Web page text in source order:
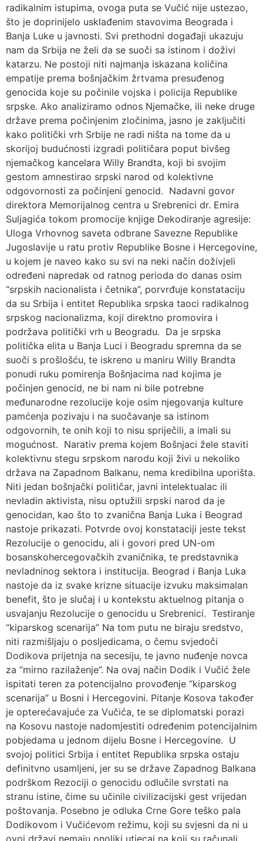
radikalnim istupima, ovoga puta se Vučić nije ustezao,
što je doprinijelo usklađenim stavovima Beograda i
Banja Luke u javnosti. Svi prethodni događaji ukazuju
nam da Srbija ne želi da se suoči sa istinom i doživi
katarzu. Ne postoji niti najmanja iskazana količina
empatije prema bošnjačkim žrtvama presuđenog
genocida koje su počinile vojska i policija Republike
srpske. Ako analiziramo odnos Njemačke, ili neke druge
države prema počinjenim zločinima, jasno je zaključiti
kako politički vrh Srbije ne radi ništa na tome da u
skorijoj budućnosti izgradi političara poput bivšeg
njemačkog kancelara Willy Brandta, koji bi svojim
gestom amnestirao srpski narod od kolektivne
odgovornosti za počinjeni genocid. Nadavni govor
direktora Memorijalnog centra u Srebrenici dr. Emira
Suljagića tokom promocije knjige Dekodiranje agresije:
Uloga Vrhovnog saveta odbrane Savezne Republike
Jugoslavije u ratu protiv Republike Bosne i Hercegovine,
u kojem je naveo kako su svi na neki način doživjeli
određeni napredak od ratnog perioda do danas osim
“srpskih nacionalista i četnika”, porvrđuje konstataciju
da su Srbija i entitet Republika srpska taoci radikalnog
srpskog nacionalizma, koji direktno promovira i
podržava politički vrh u Beogradu. Da je srpska
politička elita u Banja Luci i Beogradu spremna da se
suoči s prošlošću, te iskreno u maniru Willy Brandta
ponudi ruku pomirenja Bošnjacima nad kojima je
počinjen genocid, ne bi nam ni bile potrebne
međunarodne rezolucije koje osim njegovanja kulture
pamćenja pozivaju i na suočavanje sa istinom
odgovornih, te onih koji to nisu spriječili, a imali su
mogućnost. Narativ prema kojem Bošnjaci žele staviti
kolektivnu stegu srpskom narodu koji živi u nekoliko
država na Zapadnom Balkanu, nema kredibilna uporišta.
Niti jedan bošnjački političar, javni intelektualac ili
nevladin aktivista, nisu optužili srpski narod da je
genocidan, kao što to zvanična Banja Luka i Beograd
nastoje prikazati. Potvrde ovoj konstataciji jeste tekst
Rezolucije o genocidu, ali i govori pred UN-om
bosanskohercegovačkih zvaničnika, te predstavnika
nevladninog sektora i institucija. Beograd i Banja Luka
nastoje da iz svake krizne situacije izvuku maksimalan
benefit, što je slučaj i u kontekstu aktuelnog pitanja o
usvajanju Rezolucije o genocidu u Srebrenici. Testiranje
“kiparskog scenarija” Na tom putu ne biraju sredstvo,
niti razmišljaju o posljedicama, o čemu svjedoči
Dodikova prijetnja na secesiju, te javno nuđenje novca
za “mirno razilaženje”. Na ovaj način Dodik i Vučić žele
ispitati teren za potencijalno provođenje “kiparskog
scenarija” u Bosni i Hercegovini. Pitanje Kosova također
je opterećavajuće za Vučića, te se diplomatski porazi
na Kosovu nastoje nadomjestiti određenim potencijalnim
pobjedama u jednom dijelu Bosne i Hercegovine. U
svojoj politici Srbija i entitet Republika srpska ostaju
definitvno usamljeni, jer su se države Zapadnog Balkana
podrškom Rezociji o genocidu odlučile svrstati na
stranu istine, čime su učinile civilizacijski gest vrijedan
poštovanja. Posebno je odluka Crne Gore teško pala
Dodikovom i Vučićevom režimu, koji su svjesni da ni u
ovoj državi nemaju onoliki utjecaj na koji su računali